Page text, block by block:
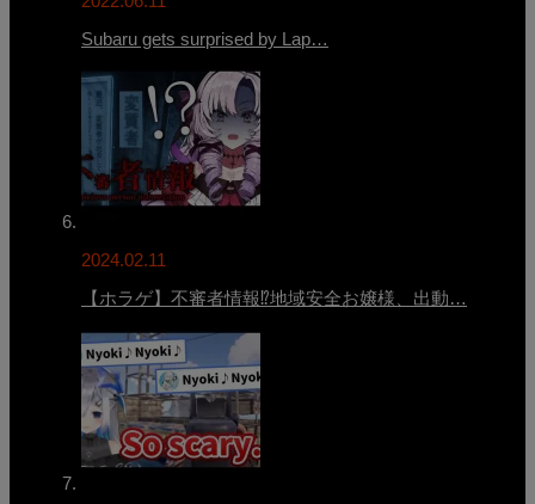
Subaru gets surprised by Lap…
2024.02.11
【ホラゲ】不審者情報⁉地域安全お嬢様、出動…